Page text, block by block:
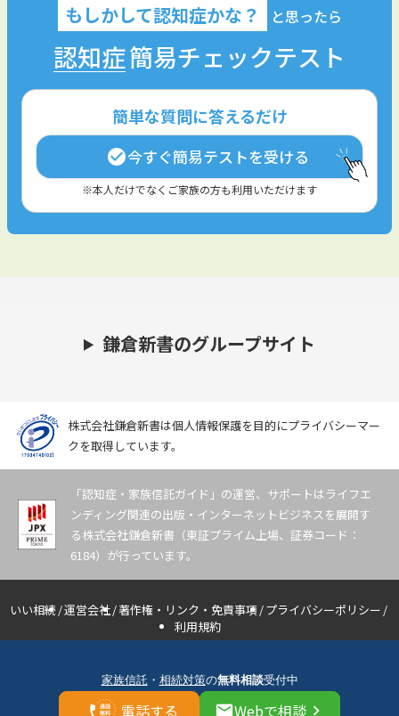
もしかして認知症かな？ と思ったら
認知症簡易チェックテスト
簡単な質問に答えるだけ
check_circle今すぐ簡易テストを受ける
※本人だけでなくご家族の方も利用いただけます
鎌倉新書のグループサイト
株式会社鎌倉新書は個人情報保護を目的にプライバシーマー
クを取得しています。
「認知症・家族信託ガイド」の運営、サポートはライフエ
ンディング関連の出版・インターネットビジネスを展開す
る株式会社鎌倉新書（東証プライム上場、証券コード：
6184）が行っています。
いい相続 運営会社 著作権・リンク・免責事項 プライバシーポリシー
利用規約
家族信託・ 相続対策の無料相談受付中
電話する emailWebで相談keyboard_arrow_right